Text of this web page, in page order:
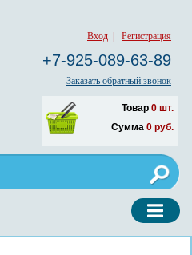
Вход Регистрация
+7-925-089-63-89
Заказать обратный звонок
Товар 0 шт.
Сумма 0 руб.